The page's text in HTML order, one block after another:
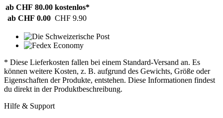
ab CHF 80.00 kostenlos*
ab CHF 0.00 CHF 9.90
* Diese Lieferkosten fallen bei einem Standard-Versand an. Es
können weitere Kosten, z. B. aufgrund des Gewichts, Größe oder
Eigenschaften der Produkte, entstehen. Diese Informationen findest
du direkt in der Produktbeschreibung.
Hilfe & Support